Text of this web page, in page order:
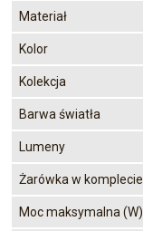
Materiał
Kolor
Kolekcja
Barwa światła
Lumeny
Żarówka w komplecie
Moc maksymalna (W)